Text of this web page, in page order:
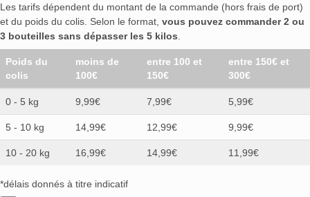
Les tarifs dépendent du montant de la commande (hors frais de port)
et du poids du colis. Selon le format, vous pouvez commander 2 ou
3 bouteilles sans dépasser les 5 kilos
Poids du
colis
moins de
100€
entre 100 et
150€
entre 150€ et
300€
0 - 5 kg 9,99€ 7,99€ 5,99€
5 - 10 kg 14,99€ 12,99€ 9,99€
10 - 20 kg 16,99€ 14,99€ 11,99€
*délais donnés à titre indicatif